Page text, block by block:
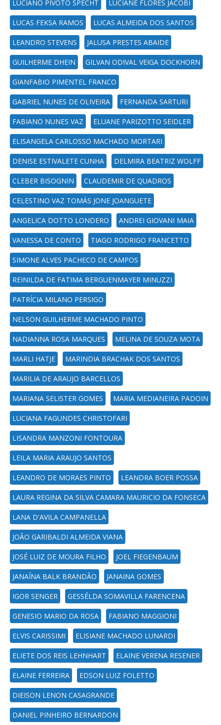
LUCIANO PIVOTO SPECHT LUCIANE FLORES JACOBI
LUCAS FEKSA RAMOS LUCAS ALMEIDA DOS SANTOS
LEANDRO STEVENS JALUSA PRESTES ABAIDE
GUILHERME DHEIN GILVAN ODIVAL VEIGA DOCKHORN
GIANFABIO PIMENTEL FRANCO
GABRIEL NUNES DE OLIVEIRA FERNANDA SARTURI
FABIANO NUNES VAZ ELUANE PARIZOTTO SEIDLER
ELISANGELA CARLOSSO MACHADO MORTARI
DENISE ESTIVALETE CUNHA DELMIRA BEATRIZ WOLFF
CLEBER BISOGNIN CLAUDEMIR DE QUADROS
CELESTINO VAZ TOMÁS JONE JOANGUETE
ANGELICA DOTTO LONDERO ANDREI GIOVANI MAIA
VANESSA DE CONTO TIAGO RODRIGO FRANCETTO
SIMONE ALVES PACHECO DE CAMPOS
REINILDA DE FATIMA BERGUENMAYER MINUZZI
PATRÍCIA MILANO PERSIGO
NELSON GUILHERME MACHADO PINTO
NADIANNA ROSA MARQUES MELINA DE SOUZA MOTA
MARLI HATJE MARINDIA BRACHAK DOS SANTOS
MARILIA DE ARAUJO BARCELLOS
MARIANA SELISTER GOMES MARIA MEDIANEIRA PADOIN
LUCIANA FAGUNDES CHRISTOFARI
LISANDRA MANZONI FONTOURA
LEILA MARIA ARAUJO SANTOS
LEANDRO DE MORAES PINTO LEANDRA BOER POSSA
LAURA REGINA DA SILVA CAMARA MAURICIO DA FONSECA
LANA D'AVILA CAMPANELLA
JOÃO GARIBALDI ALMEIDA VIANA
JOSÉ LUIZ DE MOURA FILHO JOEL FIEGENBAUM
JANAÍNA BALK BRANDÃO JANAINA GOMES
IGOR SENGER GESSÉLDA SOMAVILLA FARENCENA
GENESIO MARIO DA ROSA FABIANO MAGGIONI
ELVIS CARISSIMI ELISIANE MACHADO LUNARDI
ELIETE DOS REIS LEHNHART ELAINE VERENA RESENER
ELAINE FERREIRA EDSON LUIZ FOLETTO
DIEISON LENON CASAGRANDE
DANIEL PINHEIRO BERNARDON